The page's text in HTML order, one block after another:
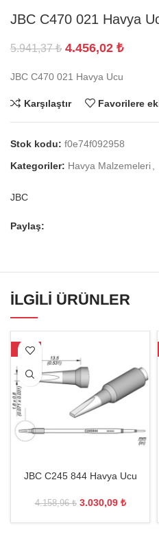
JBC C470 021 Havya
5.941,37₺ 4.456,02 ₺
JBC C470 021 Havya Ucu
Karşılaştır Favorilere
Stok kodu: f0e74f092958
Kategoriler: Havya Malzemeleri
JBC
Paylaş:
İLGILI ÜRÜNLER
-27%
JBC C245 844 Havya Ucu
4.158,96₺ 3.030,09 ₺